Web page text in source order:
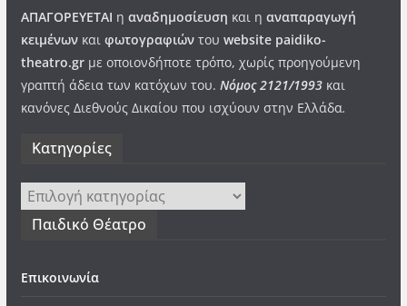
ΑΠΑΓΟΡΕΥΕΤΑΙ η αναδημοσίευση και η αναπαραγωγή
κειμένωνκαι φωτογραφιώντου website paidiko-
theatro.grμε οποιονδήποτε τρόπο, χωρίς προηγούμενη
γραπτή άδεια των κατόχων του. Νόμος 2121/1993και
κανόνες Διεθνούς Δικαίου που ισχύουν στην Ελλάδα.
Kατηγορίες
Kατηγορίες
Παιδικό Θέατρο
Επικοινωνία